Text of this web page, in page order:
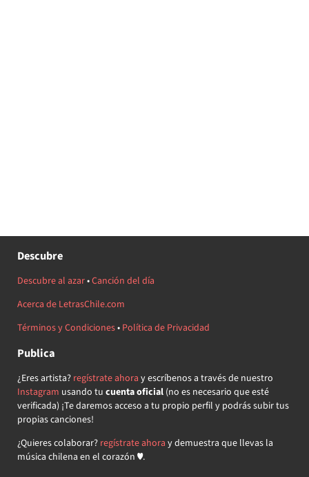
Descubre
Descubre al azar•Canción del día
Acerca de LetrasChile.com
Términos y Condiciones• Política de Privacidad
Publica
¿Eres artista? regístrate ahora y escríbenos a través de nuestro
Instagram usando tu cuenta oficial(no es necesario que esté
verificada) ¡Te daremos acceso a tu propio perfil y podrás subir tus
propias canciones!
¿Quieres colaborar? regístrate ahora y demuestra que llevas la
música chilena en el corazón ♥.